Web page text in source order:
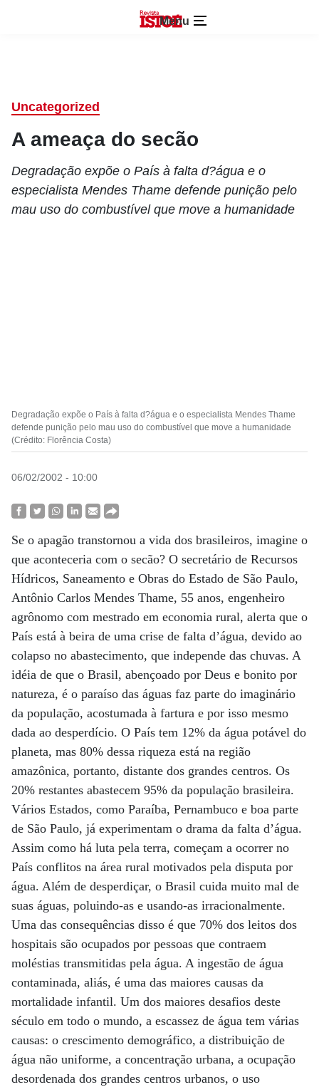
Menu
Uncategorized
A ameaça do secão
Degradação expõe o País à falta d?água e o
especialista Mendes Thame defende punição pelo
mau uso do combustível que move a humanidade
Degradação expõe o País à falta d?água e o especialista Mendes Thame
defende punição pelo mau uso do combustível que move a humanidade
(Crédito: Florência Costa)
06/02/2002 - 10:00
Se o apagão transtornou a vida dos brasileiros, imagine o
que aconteceria com o secão? O secretário de Recursos
Hídricos, Saneamento e Obras do Estado de São Paulo,
Antônio Carlos Mendes Thame, 55 anos, engenheiro
agrônomo com mestrado em economia rural, alerta que o
País está à beira de uma crise de falta d’água, devido ao
colapso no abastecimento, que independe das chuvas. A
idéia de que o Brasil, abençoado por Deus e bonito por
natureza, é o paraíso das águas faz parte do imaginário
da população, acostumada à fartura e por isso mesmo
dada ao desperdício. O País tem 12% da água potável do
planeta, mas 80% dessa riqueza está na região
amazônica, portanto, distante dos grandes centros. Os
20% restantes abastecem 95% da população brasileira.
Vários Estados, como Paraíba, Pernambuco e boa parte
de São Paulo, já experimentam o drama da falta d’água.
Assim como há luta pela terra, começam a ocorrer no
País conflitos na área rural motivados pela disputa por
água. Além de desperdiçar, o Brasil cuida muito mal de
suas águas, poluindo-as e usando-as irracionalmente.
Uma das consequências disso é que 70% dos leitos dos
hospitais são ocupados por pessoas que contraem
moléstias transmitidas pela água. A ingestão de água
contaminada, aliás, é uma das maiores causas da
mortalidade infantil. Um dos maiores desafios deste
século em todo o mundo, a escassez de água tem várias
causas: o crescimento demográfico, a distribuição de
água não uniforme, a concentração urbana, a ocupação
desordenada dos grandes centros urbanos, o uso